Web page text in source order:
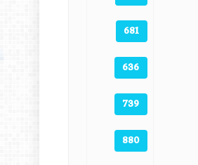
681
636
739
880